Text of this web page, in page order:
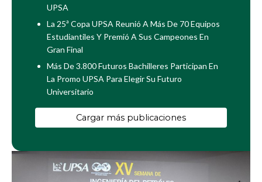
UPSA
La 25ª Copa UPSA Reunió A Más De 70 Equipos
Estudiantiles Y Premió A Sus Campeones En
Gran Final
Más De 3.800 Futuros Bachilleres Participan En
La Promo UPSA Para Elegir Su Futuro
Universitario
Cargar más publicaciones